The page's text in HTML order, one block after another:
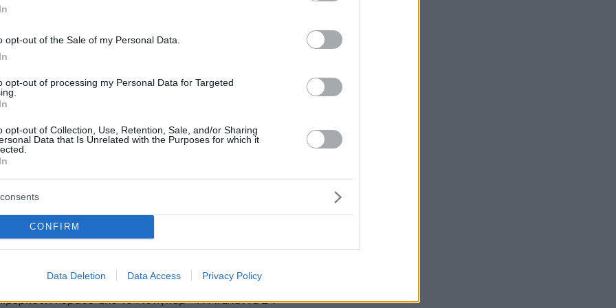
opt-out of the Sale of my Personal Data.
opt-out of processing my Personal Data for Targeted
opt-out of Collection, Use, Retention, Sale, and/or Sharing
Data that Is Unrelated with the Purposes for which it
CONFIRM
Data Deletion Data Access Privacy Policy
Έκρυψε τη μπάλα και
κόντρα στη Βιγιαρεάλ ο
της Μπαρτσελόνα, δείτε το
απέφυγε δύο παίκτες σε πολύ μικρό χώρο και
3-0 τη Λεβάντε,
της Άρσεναλ στην Τότεναμ,
Πάρμα στην έδρα της Μίλαν,
κορυφή η Μπαρτσελόνα, στο +5 η Άρσεναλ από
πέρασε από το Νότιγχαμ - Η Αταλάντα 2-1